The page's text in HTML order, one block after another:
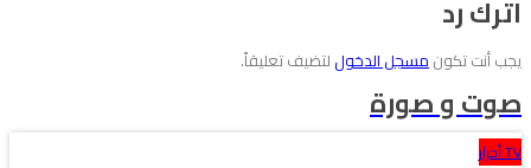
اترك رد
يجب أنت تكونمسجل الدخول لتضيف تعليقاً.
صوت و صورة
TV أحرار